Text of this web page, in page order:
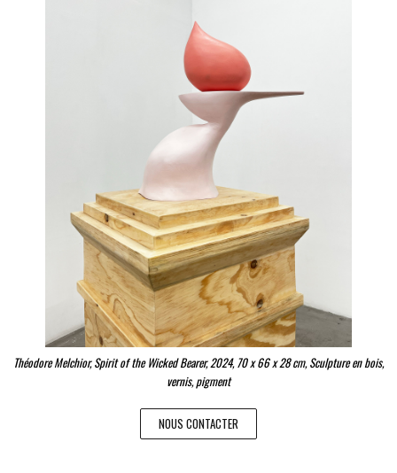
Théodore Melchior, Spirit of the Wicked Bearer, 2024, 70 x 66 x 28 cm, Sculpture en bois,
vernis, pigment
NOUS CONTACTER